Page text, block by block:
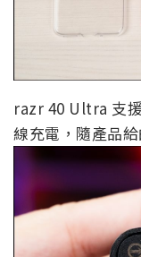
razr 40 Ultra 支
線充電，隨產品